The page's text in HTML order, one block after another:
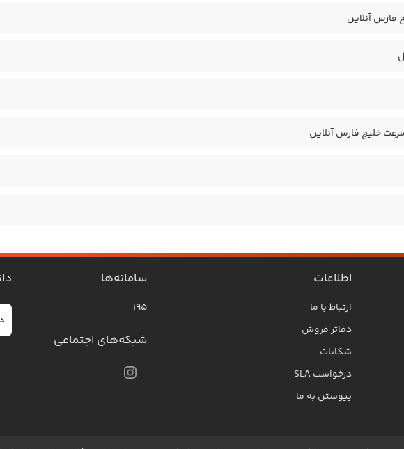
فارس آنلاین
خلیج فارس آنلاین
اطلاعات
ارتباط با ما
دفاتر فروش
شکایات
درخواست SLA
پیوستن به ما
سامانه‌ها
۱۹۵
شبکه‌های اجتماعی